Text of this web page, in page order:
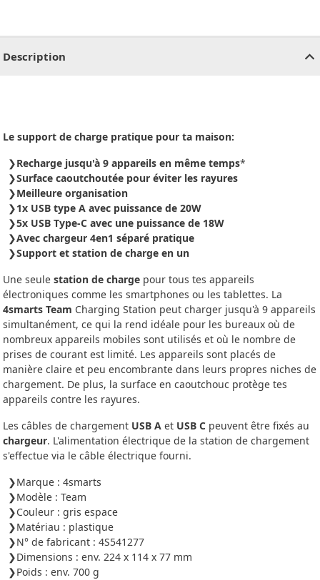
Description
Le support de charge pratique pour ta maison:
Recharge jusqu'à 9 appareils en même temps*
Surface caoutchoutée pour éviter les rayures
Meilleure organisation
1x USB type A avec puissance de 20W
5x USB Type-C avec une puissance de 18W
Avec chargeur 4en1 séparé pratique
Support et station de charge en un
Une seule station de charge pour tous tes appareils
électroniques comme les smartphones ou les tablettes. La
4smarts Team Charging Station peut charger jusqu'à 9 appareils
simultanément, ce qui la rend idéale pour les bureaux où de
nombreux appareils mobiles sont utilisés et où le nombre de
prises de courant est limité. Les appareils sont placés de
manière claire et peu encombrante dans leurs propres niches de
chargement. De plus, la surface en caoutchouc protège tes
appareils contre les rayures.
Les câbles de chargement USB A et USB C peuvent être fixés au
chargeur. L'alimentation électrique de la station de chargement
s'effectue via le câble électrique fourni.
Marque : 4smarts
Modèle : Team
Couleur : gris espace
Matériau : plastique
N° de fabricant : 4S541277
Dimensions : env. 224 x 114 x 77 mm
Poids : env. 700 g